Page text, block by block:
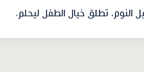
النوم، تطلق خيال الطفل ليحلم.